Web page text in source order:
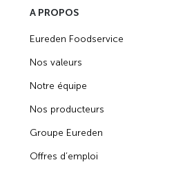
A PROPOS
Eureden Foodservice
Nos valeurs
Notre équipe
Nos producteurs
Groupe Eureden
Offres d’emploi